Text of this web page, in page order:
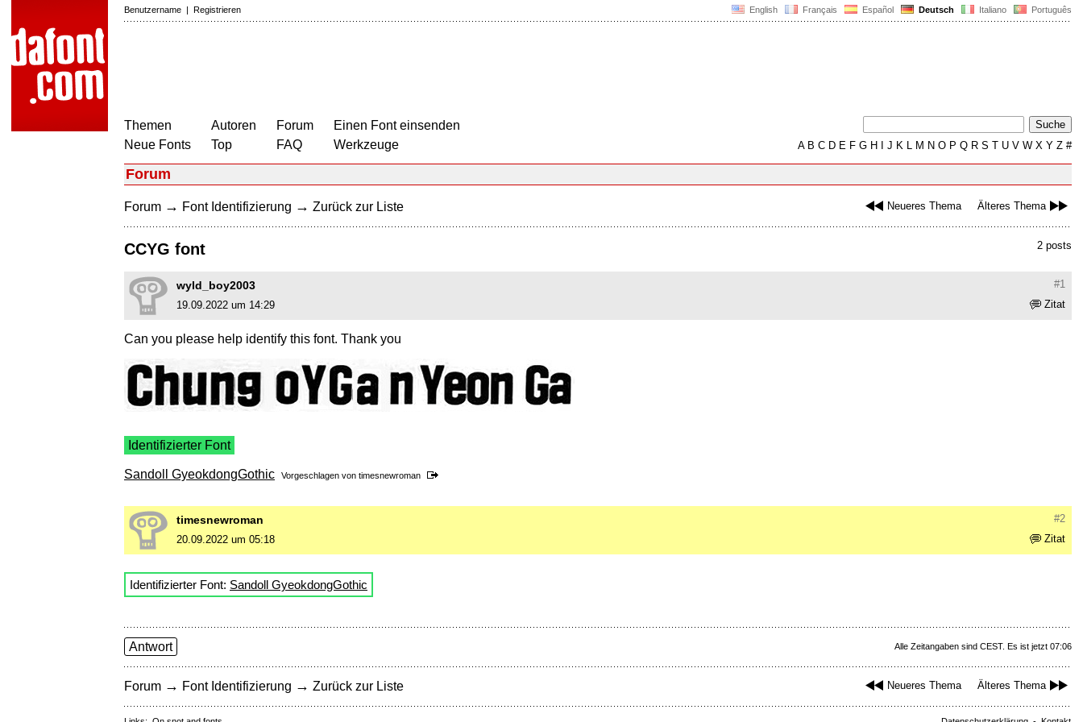
English Français Español Deutsch Italiano Português
Benutzername | Registrieren
Themen
Neue Fonts
Autoren
Top
Forum
FAQ
Einen Font einsenden
Werkzeuge
AB C D E F G H J K L M N O P Q R S T U V W X Y Z #
Forum
Neueres Thema Älteres Thema
Forum → Font Identifizierung → Zurück zur Liste
2 posts
CCYG font
#1
wyld_boy2003
Zitat
19.09.2022 um 14:29
Can you please help identify this font. Thank you
Identifizierter Font
Sandoll GyeokdongGothic Vorgeschlagen von timesnewroman
#2
timesnewroman
Zitat
20.09.2022 um 05:18
Identifizierter Font: Sandoll GyeokdongGothic
Alle Zeitangaben sind CEST. Es ist jetzt 07:06
Antwort
Neueres Thema Älteres Thema
Forum → Font Identifizierung → Zurück zur Liste